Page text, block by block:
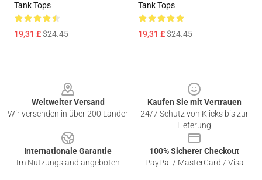
Tank Tops
19,31 £$24.45
Tank Tops
19,31 £$24.45
Weltweiter Versand
Wir versenden in über 200 Länder
Kaufen Sie mit Vertrauen
24/7 Schutz von Klicks bis zur
Lieferung
Internationale Garantie
Im Nutzungsland angeboten
100% Sicherer Checkout
PayPal / MasterCard / Visa